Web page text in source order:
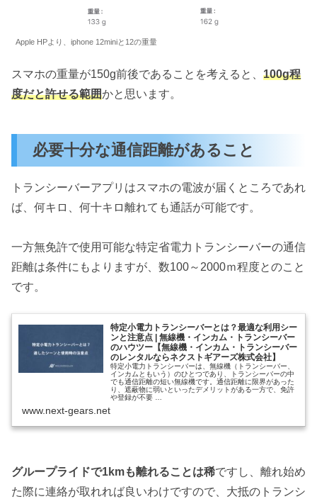
Apple HPより、iphone 12miniと12の重量
スマホの重量が150g前後であることを考えると、 100g程
度だと許せる範囲かと思います。
必要十分な通信距離があること
トランシーバーアプリはスマホの電波が届くところであれ
ば、何キロ、何十キロ離れても通話が可能です。
一方無免許で使用可能な特定省電力トランシーバーの通信
距離は条件にもよりますが、数100～2000ｍ程度とのこと
です。
特定小電力トランシーバーとは？最適な利用シー
ンと注意点 | 無線機・インカム・トランシーバー
のハウツー【無線機・インカム・トランシーバー
のレンタルならネクストギアーズ株式会社】
特定小電力トランシーバーは、無線機（トランシーバー、
インカムともいう）のひとつであり、トランシーバーの中
でも通信距離の短い無線機です。通信距離に限界があった
り、遮蔽物に弱いといったデメリットがある一方で、免許
や登録が不要 …
www.next-gears.net
グループライドで1kmも離れることは稀ですし、離れ始め
た際に連絡が取れれば良いわけですので、大抵のトランシ